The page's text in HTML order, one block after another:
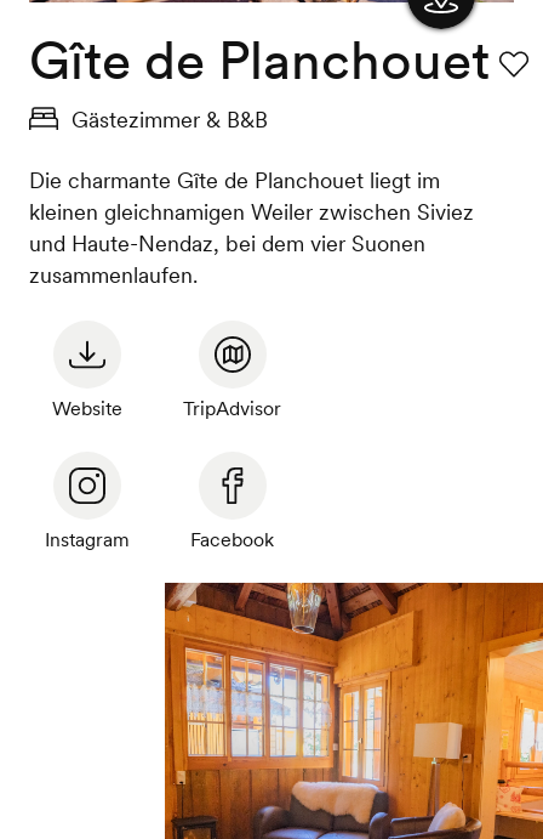
Karte
Gîte de Planchouet
Gästezimmer & B&B
Die charmante Gîte de Planchouet liegt im
kleinen gleichnamigen Weiler zwischen Siviez
und Haute-Nendaz, bei dem vier Suonen
zusammenlaufen.
Website TripAdvisor
Instagram Facebook